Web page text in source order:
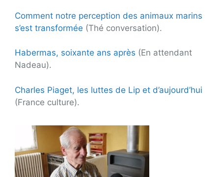
Comment notre perception des animaux marins
s’est transformée (Thé conversation).
Habermas, soixante ans après (En attendant
Nadeau).
Charles Piaget, les luttes de Lip et d’aujourd’hui
(France culture).